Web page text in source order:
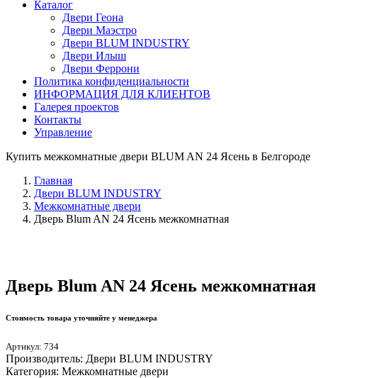
Каталог
Двери Геона
Двери Маэстро
Двери BLUM INDUSTRY
Двери Илыш
Двери Феррони
Политика конфиденциальности
ИНФОРМАЦИЯ ДЛЯ КЛИЕНТОВ
Галерея проектов
Контакты
Управление
Купить межкомнатные двери BLUM AN 24 Ясень в Белгороде
Главная
Двери BLUM INDUSTRY
Межкомнатные двери
Дверь Blum AN 24 Ясень межкомнатная
Дверь Blum AN 24 Ясень межкомнатная
Стоимость товара уточняйте у менеджера
Артикул: 734
Производитель: Двери BLUM INDUSTRY
Категория: Межкомнатные двери